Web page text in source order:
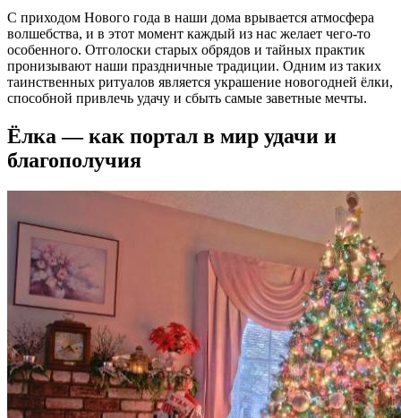
С приходом Нового года в наши дома врывается атмосфера
волшебства, и в этот момент каждый из нас желает чего-то
особенного. Отголоски старых обрядов и тайных практик
пронизывают наши праздничные традиции. Одним из таких
таинственных ритуалов является украшение новогодней ёлки,
способной привлечь удачу и сбыть самые заветные мечты.
Ёлка — как портал в мир удачи и
благополучия